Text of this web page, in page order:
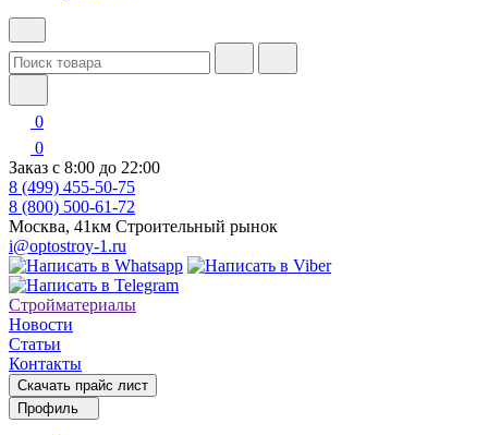
0
0
Заказ с 8:00 до 22:00
8 (499) 455-50-75
8 (800) 500-61-72
Москва, 41км Строительный рынок
i@optostroy-1.ru
Стройматериалы
Новости
Статьи
Контакты
Скачать прайс лист
Профиль